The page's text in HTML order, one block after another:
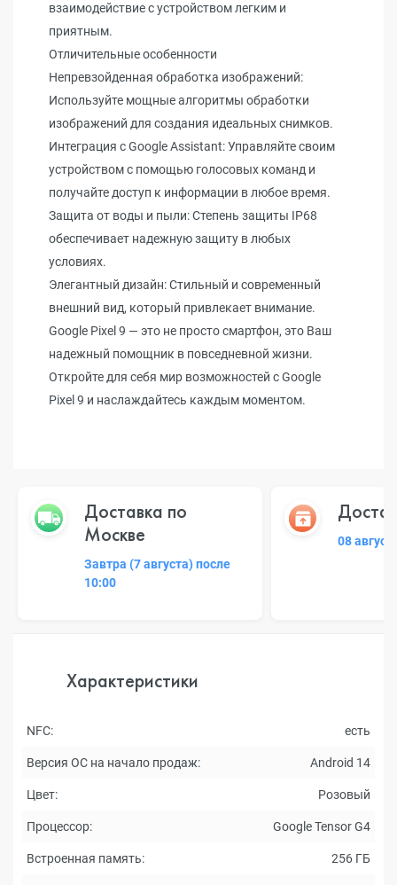
взаимодействие с устройством легким и
приятным.
Отличительные особенности
Непревзойденная обработка изображений:
Используйте мощные алгоритмы обработки
изображений для создания идеальных снимков.
Интеграция с Google Assistant: Управляйте своим
устройством с помощью голосовых команд и
получайте доступ к информации в любое время.
Защита от воды и пыли: Степень защиты IP68
обеспечивает надежную защиту в любых
условиях.
Элегантный дизайн: Стильный и современный
внешний вид, который привлекает внимание.
Google Pixel 9 — это не просто смартфон, это Ваш
надежный помощник в повседневной жизни.
Откройте для себя мир возможностей с Google
Pixel 9 и наслаждайтесь каждым моментом.
Доставка по
Москве
Завтра (7 августа) после
10:00
08
Характеристики
NFC: есть
Версия ОС на начало продаж: Android 14
Цвет: Розовый
Процессор: Google Tensor G4
Встроенная память: 256 ГБ